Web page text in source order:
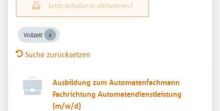
Jetzt Jobalarm aktivieren!
Vollzeit
Suche zurücksetzen
Ausbildung zum Automatenfachmann
Fachrichtung Automatendienstleistung
(m/w/d)